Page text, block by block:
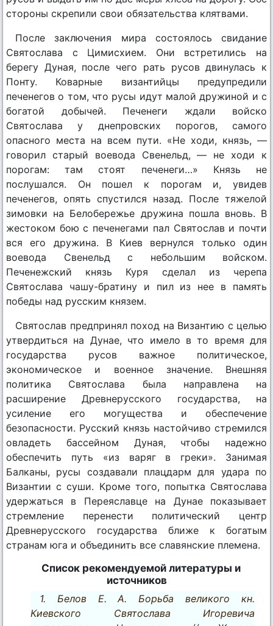
стороны скрепили свои обязательства клятвами.
После заключения мира состоялось свидание
Святослава с Цимисхием. Они встретились на
берегу Дуная, после чего рать русов двинулась к
Понту. Коварные византийцы предупредили
печенегов о том, что русы идут малой дружиной и с
богатой добычей. Печенеги ждали войско
Святослава у днепровских порогов, самого
опасного места на всем пути. «Не ходи, князь, —
говорил старый воевода Свенельд, — не ходи к
порогам: там стоят печенеги…» Князь не
послушался. Он пошел к порогам и, увидев
печенегов, опять спустился назад. После тяжелой
зимовки на Белобережье дружина пошла вновь. В
жестоком бою с печенегами пал Святослав и почти
вся его дружина. В Киев вернулся только один
воевода Свенельд с небольшим войском.
Печенежский князь Куря сделал из черепа
Святослава чашу-братину и пил из нее в память
победы над русским князем.
Святослав предпринял поход на Византию с целью
утвердиться на Дунае, что имело в то время для
государства русов важное политическое,
экономическое и военное значение. Внешняя
политика Святослава была направлена на
расширение Древнерусского государства, на
усиление его могущества и обеспечение
безопасности. Русский князь настойчиво стремился
овладеть бассейном Дуная, чтобы надежно
обеспечить путь «из варяг в греки». Занимая
Балканы, русы создавали плацдарм для удара по
Византии с суши. Кроме того, попытка Святослава
удержаться в Переяславце на Дунае показывает
стремление перенести политический центр
Древнерусского государства ближе к богатым
странам юга и объединить все славянские племена.
Список рекомендуемой литературы и
источников
1. Белов Е. А. Борьба великого кн.
Киевского Святослава Игоревича